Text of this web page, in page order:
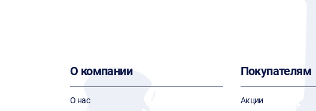
О компании
О нас
Покупателям
Акции